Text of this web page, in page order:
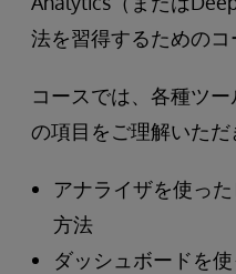
法を習得するためのコ
コースでは、各種ツ
の項目をご理解いただ
アナライザを使っ
方法
ダッシュボードを